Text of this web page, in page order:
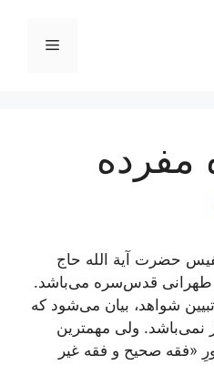
فهرست
مفرده
حضرت آیة الله حاج
قدس‌سره می‌باشد.
شواهد، بیان می‌شود که
نمی‌باشد. ولی مهمترین
«فقه صحیح و فقه غیر